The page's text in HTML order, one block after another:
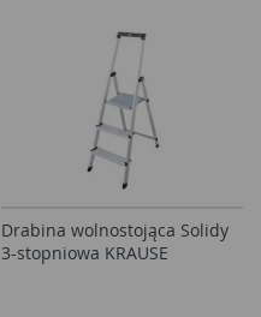
Drabina wolnostojąca Solidy
3-stopniowa KRAUSE